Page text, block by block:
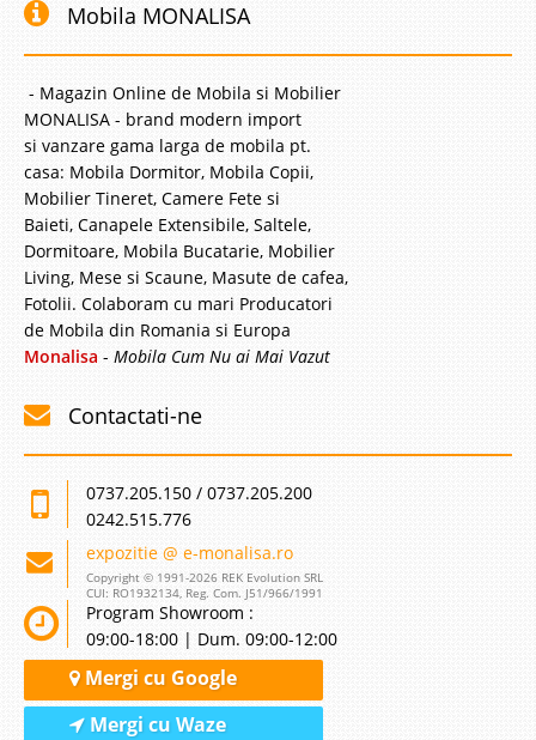
Mobila MONALISA
- Magazin Online de Mobila si Mobilier
MONALISA - brand modern import
si vanzare gama larga de mobila pt.
casa: Mobila Dormitor, Mobila Copii,
Mobilier Tineret, Camere Fete si
Baieti, Canapele Extensibile, Saltele,
Dormitoare, Mobila Bucatarie, Mobilier
Living, Mese si Scaune, Masute de cafea,
Fotolii. Colaboram cu mari Producatori
de Mobila din Romania si Europa
Monalisa - Mobila Cum Nu ai Mai Vazut
Contactati-ne
0737.205.150 / 0737.205.200
0242.515.776
expozitie @ e-monalisa.ro
Copyright © 1991-2026 REK Evolution SRL
CUI: RO1932134, Reg. Com. J51/966/1991
Program Showroom :
09:00-18:00 | Dum. 09:00-12:00
Mergi cu Google
Mergi cu Waze